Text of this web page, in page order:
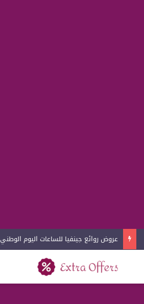
عروض روائع جينفيا للساعات اليوم الوطني 2026
بحث عن